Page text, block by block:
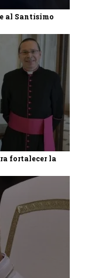
al Santísimo
fortalecer la